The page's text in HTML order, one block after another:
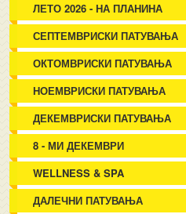
ЛЕТО 2026 - НА ПЛАНИНА
СЕПТЕМВРИСКИ ПАТУВАЊА
ОКТОМВРИСКИ ПАТУВАЊА
НОЕМВРИСКИ ПАТУВАЊА
ДЕКЕМВРИСКИ ПАТУВАЊА
8 - МИ ДЕКЕМВРИ
WELLNESS & SPA
ДАЛЕЧНИ ПАТУВАЊА